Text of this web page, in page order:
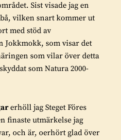
Sist visade jag en
vilken snart kommer ut
med stöd av
Jokkmokk, som visar det
som vilar över detta
som Natura 2000-
erhöll jag Steget Föres
finaste utmärkelse jag
och är, oerhört glad över